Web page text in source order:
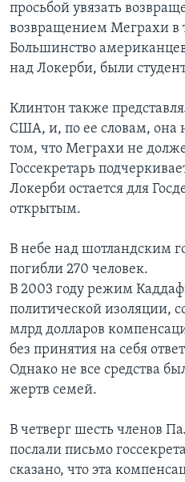
просьбой увязать
возвращением Меграхи в
Большинство
над Локерби, были
Клинтон также
США, и, по ее словам, она
том, что Меграхи не
Госсекретарь
Локерби остается для
открытым.
В небе над шотландским
погибли 270 человек.
В 2003 году режим
политической изоляции,
млрд долларов
без принятия на себя
Однако не все средства
жертв семей.
В четверг шесть членов
послали письмо
сказано, что эта